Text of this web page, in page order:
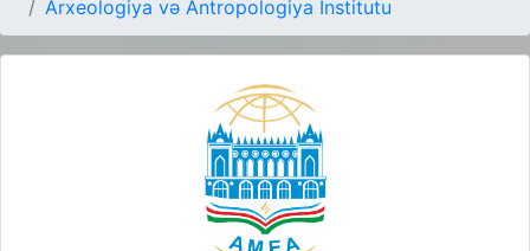
Arxeologiya və Antropologiya İnstitutu